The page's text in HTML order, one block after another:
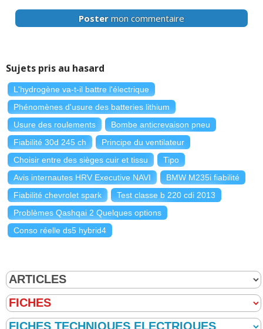
Poster mon commentaire
Sujets pris au hasard
L'hydrogène va-t-il battre l'électrique
Phénomènes d'usure des batteries lithium
Usure des roulements
Bombe anticrevaison pneu
Fiabilité 30d 245 ch
Principe du ventilateur
Choisir entre des sièges cuir et tissu
Tipo
Avis internautes HRV Executive NAVI
BMW M235i fiabilité
Fiabilité chevrolet spark
Test classe b 220 cdi 2013
Problèmes Qashqai 2 Quelques options
Conso réelle ds5 hybrid4